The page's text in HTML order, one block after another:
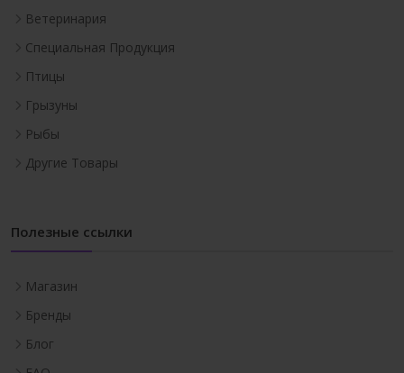
Ветеринария
Специальная Продукция
Птицы
Грызуны
Рыбы
Другие Товары
Полезные ссылки
Магазин
Бренды
Блог